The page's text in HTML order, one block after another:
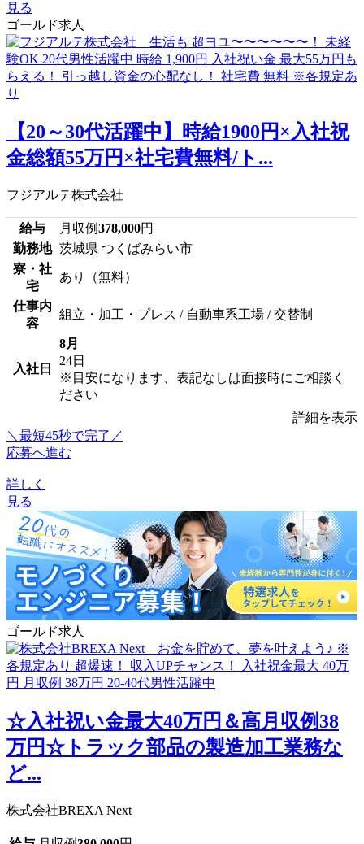
見る
ゴールド求人
【20～30代活躍中】時給1900円×入社祝
金総額55万円×社宅費無料/ト...
フジアルテ株式会社
給与 月収例378,000円
勤務地 茨城県 つくばみらい市
寮・社
宅
あり（無料）
仕事内
容
組立・加工・プレス / 自動車系工場 / 交替制
入社日
8月
24日
※目安になります、表記なしは面接時にご相談く
ださい
詳細を表示
＼最短45秒で完了／
応募へ進む
詳しく
見る
ゴールド求人
☆入社祝い金最大40万円＆高月収例38
万円☆トラック部品の製造加工業務な
ど...
株式会社BREXA Next